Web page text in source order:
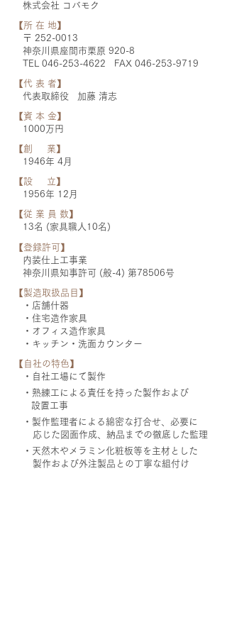
株式会社 コバモク
【所 在 地】
〒 252-0013
神奈川県座間市栗原 920-8
TEL 046-253-4622 FAX 046-253-9719
【代 表 者】
代表取締役 加藤 清志
【資 本 金】
1000万円​
【創 業】
1946年 4月
【設 立】
1956年 12月
【従 業 員 数】
13名 (家具職人10名)
【登録許可】
内装仕上工事業
神奈川県知事許可 (般-4) 第78506号
【製造取扱品目】
・店舗什器
・住宅造作家具
・オフィス造作家具
・キッチン・洗面カウンター
【自社の特色】
・自社工場にて製作
・熟練工による責任を持った製作および
設置工事
・製作監理者による綿密な打合せ、必要に
応じた図面作成、納品までの徹底した監理
・天然木やメラミン化粧板等を主材とした
製作および外注製品との丁寧な組付け